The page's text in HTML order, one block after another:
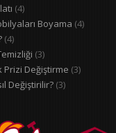
(4)
Boyama (4)
(4)
(3)
Prizi Değiştirme (3)
Değiştirilir? (3)